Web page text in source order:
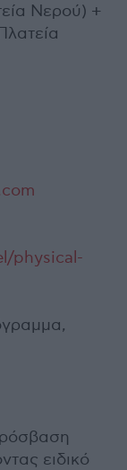
Νερού) +
physical-
ειδικό